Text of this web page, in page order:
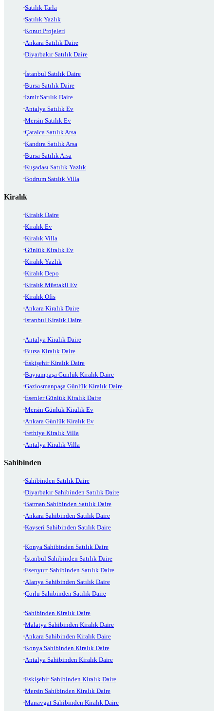
Satılık Tarla
Satılık Yazlık
Konut Projeleri
Ankara Satılık Daire
Diyarbakır Satılık Daire
İstanbul Satılık Daire
Bursa Satılık Daire
İzmir Satılık Daire
Antalya Satılık Ev
Mersin Satılık Ev
Çatalca Satılık Arsa
Kandıra Satılık Arsa
Bursa Satılık Arsa
Kuşadası Satılık Yazlık
Bodrum Satılık Villa
Kiralık
Kiralık Daire
Kiralık Ev
Kiralık Villa
Günlük Kiralık Ev
Kiralık Yazlık
Kiralık Depo
Kiralık Müstakil Ev
Kiralık Ofis
Ankara Kiralık Daire
İstanbul Kiralık Daire
Antalya Kiralık Daire
Bursa Kiralık Daire
Eskişehir Kiralık Daire
Bayrampaşa Günlük Kiralık Daire
Gaziosmanpaşa Günlük Kiralık Daire
Esenler Günlük Kiralık Daire
Mersin Günlük Kiralık Ev
Ankara Günlük Kiralık Ev
Fethiye Kiralık Villa
Antalya Kiralık Villa
Sahibinden
Sahibinden Satılık Daire
Diyarbakır Sahibinden Satılık Daire
Batman Sahibinden Satılık Daire
Ankara Sahibinden Satılık Daire
Kayseri Sahibinden Satılık Daire
Konya Sahibinden Satılık Daire
İstanbul Sahibinden Satılık Daire
Esenyurt Sahibinden Satılık Daire
Alanya Sahibinden Satılık Daire
Çorlu Sahibinden Satılık Daire
Sahibinden Kiralık Daire
Malatya Sahibinden Kiralık Daire
Ankara Sahibinden Kiralık Daire
Konya Sahibinden Kiralık Daire
Antalya Sahibinden Kiralık Daire
Eskişehir Sahibinden Kiralık Daire
Mersin Sahibinden Kiralık Daire
Manavgat Sahibinden Kiralık Daire